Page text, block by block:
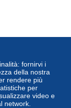
da
di
14 giorni
del
fornirvi i
della nostra
rendere più
per
video e
network.